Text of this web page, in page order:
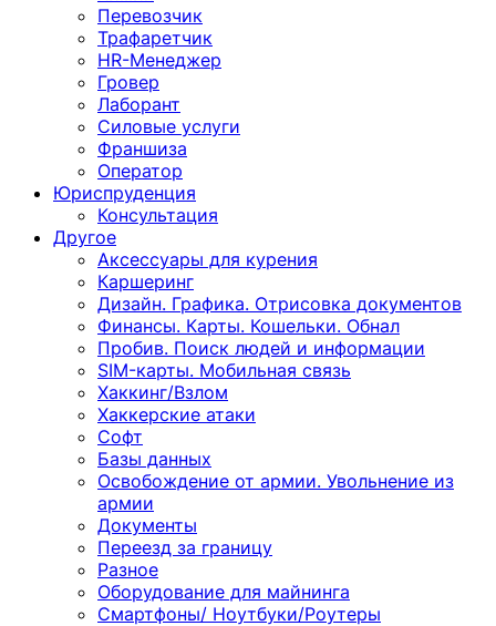
Перевозчик
Трафаретчик
HR-Менеджер
Гровер
Лаборант
Силовые услуги
Франшиза
Оператор
Юриспруденция
Консультация
Другoе
Аксессуары для курения
Каршеринг
Дизайн. Графика. Отрисовка документов
Финансы. Карты. Кошельки. Обнал
Пробив. Поиск людей и информации
SIM-карты. Мобильная связь
Хаккинг/Взлом
Хаккерские атаки
Софт
Базы данных
Освобождение от армии. Увольнение из
армии
Документы
Переезд за границу
Разное
Оборудование для майнинга
Смартфоны/ Ноутбуки/Роутеры